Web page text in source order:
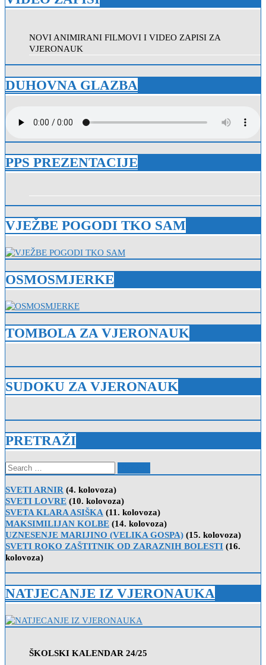
NOVI ANIMIRANI FILMOVI I VIDEO ZAPISI ZA
VJERONAUK
DUHOVNA GLAZBA
PPS PREZENTACIJE
VJEŽBE POGODI TKO SAM
OSMOSMJERKE
TOMBOLA ZA VJERONAUK
SUDOKU ZA VJERONAUK
PRETRAŽI
Search
for:
SVETI ARNIR (4. kolovoza)
SVETI LOVRE (10. kolovoza)
SVETA KLARA ASIŠKA (11. kolovoza)
MAKSIMILIJAN KOLBE (14. kolovoza)
UZNESENJE MARIJINO (VELIKA GOSPA) (15. kolovoza)
SVETI ROKO ZAŠTITNIK OD ZARAZNIH BOLESTI (16.
kolovoza)
NATJECANJE IZ VJERONAUKA
ŠKOLSKI KALENDAR 24/25